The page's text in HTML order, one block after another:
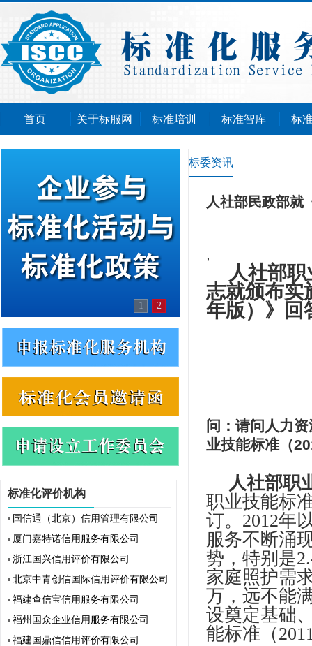
首页 关于标服网 标准培训 标准智库 标
1 2
标准化评价机构
国信通（北京）信用管理有限公司
厦门嘉特诺信用服务有限公司
浙江国兴信用评价有限公司
北京中青创信国际信用评价有限公司
福建查信宝信用服务有限公司
福州国众企业信用服务有限公司
福建国鼎信信用评价有限公司
标委资讯
人社部民政部就
,
人社部
志就颁布实
年版）》回
问：请问人力
业技能标准（
人社部职
职业技能标
订。2012年
服务不断涌
势，特别是
家庭照护需
万，远不能
设奠定基础
能标准（